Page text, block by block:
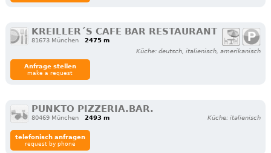
KREILLER´S CAFE BAR RESTAURANT
81673 München
2475 m
Küche: deutsch, italienisch, amerikanisch
Anfrage stellen
make a request
PUNKTO PIZZERIA.BAR.
80469 München 2493 m Küche: italienisch
telefonisch anfragen
request by phone